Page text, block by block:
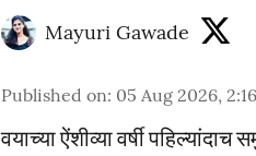
Mayuri Gawade
Published on: 05 Aug 2026,
वयाच्या ऐंशीव्या वर्षी